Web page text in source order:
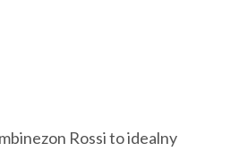
Rossi to idealny